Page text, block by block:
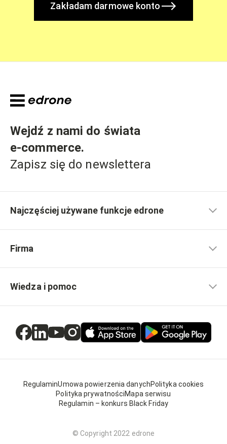
Zakładam darmowe konto
Wejdź z nami do świata
e-commerce.
Zapisz się do newslettera
Najczęściej używane funkcje edrone
Firma
Wiedza i pomoc
RegulaminUmowa powierzenia danychPolityka cookies
Polityka prywatnościMapa serwisu
Regulamin – konkurs Black Friday
© Copyright 2022 edrone